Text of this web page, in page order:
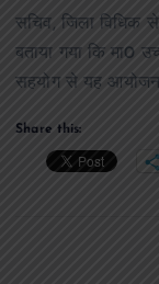
सचिव, जिला विधिक
बताया गया कि मा0
सहयोग से यह आयोजन
Share this: